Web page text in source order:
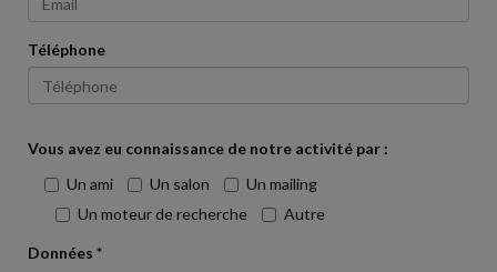
Téléphone
Vous avez eu connaissance de notre activité par :
Un ami
Un salon
Un mailing
Un moteur de recherche
Autre
Données *